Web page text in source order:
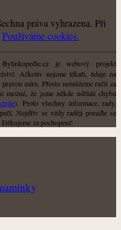
práva vyhrazena. Při
Použiváme cookies.
Bylinkopedie.cz je webový projekt
Ačkoliv nejsme lékaři, údaje na
míru. Přesto nemůžeme ručit za
možné, že jsme někde udělali chybu
). Proto všechny informace, rady,
Nejdřív se vždy raději poraďte se
za pochopení!